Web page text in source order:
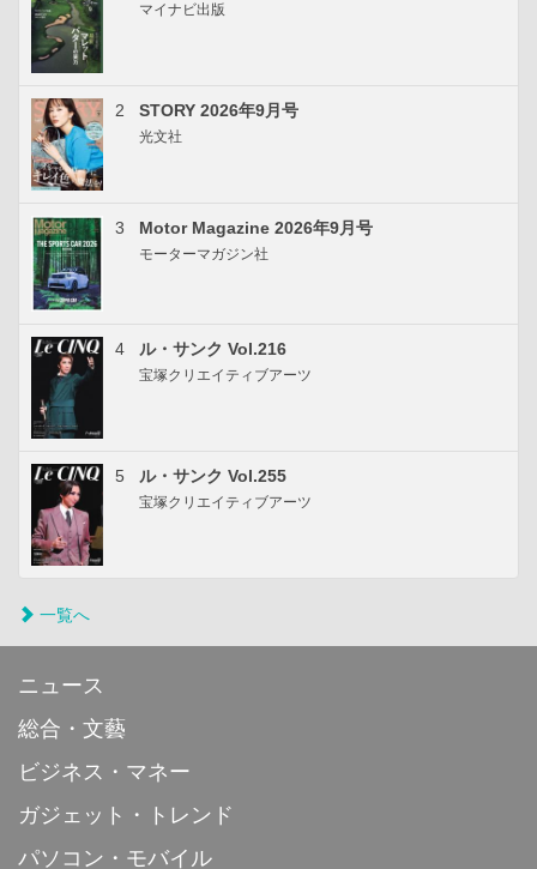
マイナビ出版
2 STORY 2026年9月号
光文社
3 Motor Magazine 2026年9月号
モーターマガジン社
4 ル・サンク Vol.216
宝塚クリエイティブアーツ
5 ル・サンク Vol.255
宝塚クリエイティブアーツ
一覧へ
ニュース
総合・文藝
ビジネス・マネー
ガジェット・トレンド
パソコン・モバイル